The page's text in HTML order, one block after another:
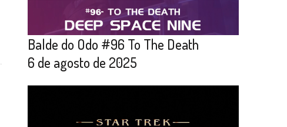
Balde do Odo #96 To The Death
6 de agosto de 2025